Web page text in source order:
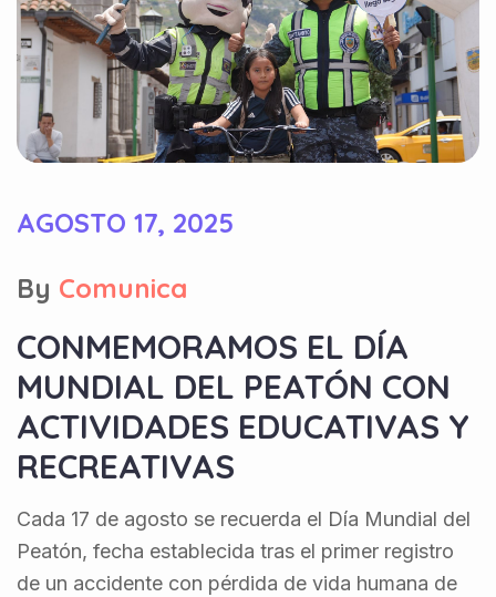
AGOSTO 17, 2025
By Comunica
CONMEMORAMOS EL DÍA
MUNDIAL DEL PEATÓN CON
ACTIVIDADES EDUCATIVAS Y
RECREATIVAS
Cada 17 de agosto se recuerda el Día Mundial del
Peatón, fecha establecida tras el primer registro
de un accidente con pérdida de vida humana de